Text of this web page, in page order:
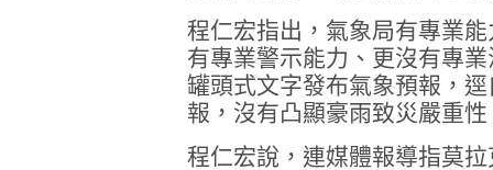
程仁宏指出，氣象局有專業
有專業警示能力、更沒有專
罐頭式文字發布氣象預報，
報，沒有凸顯豪雨致災嚴重性
程仁宏說，連媒體報導指莫